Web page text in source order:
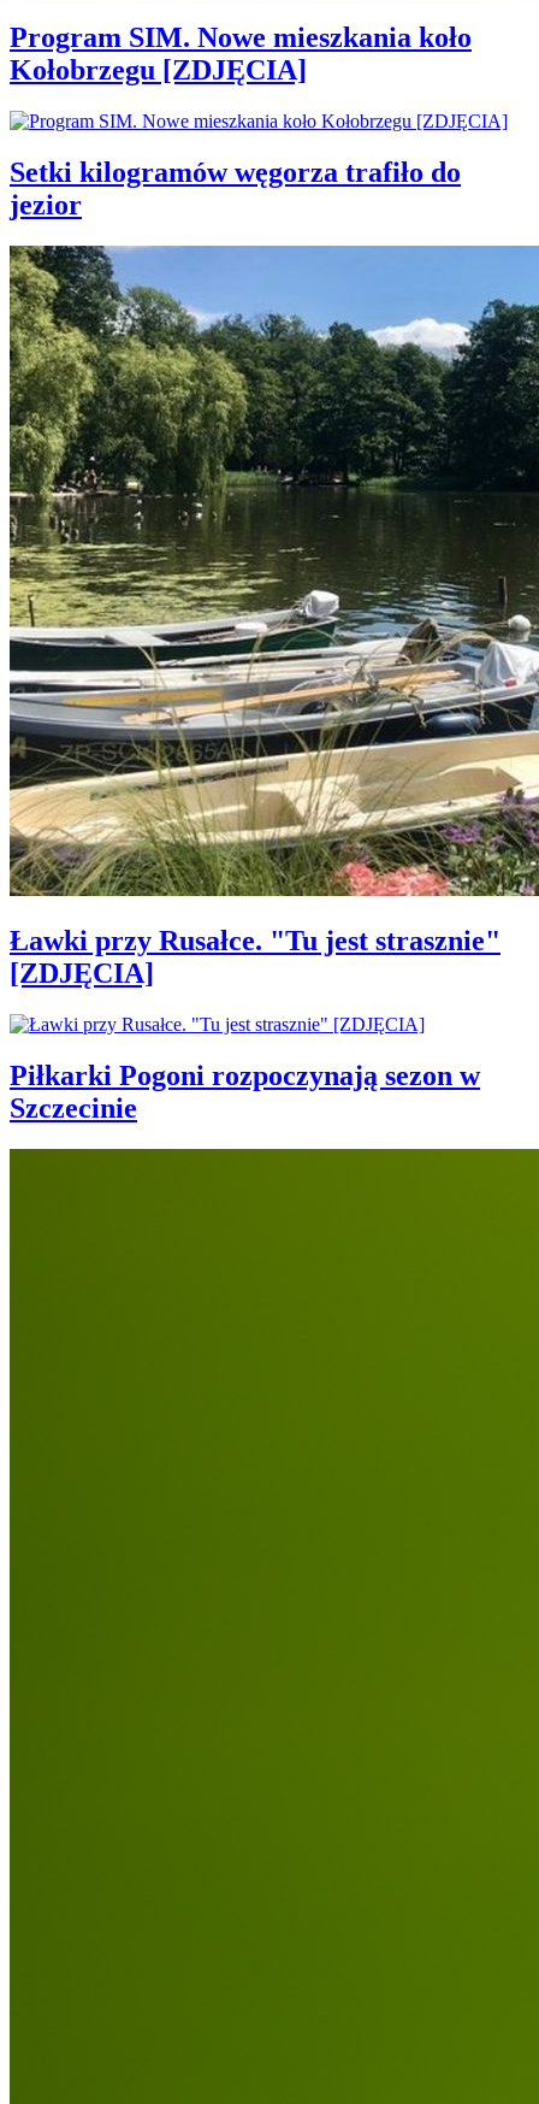
Program SIM. Nowe mieszkania koło
Kołobrzegu [ZDJĘCIA]
Setki kilogramów węgorza trafiło do
jezior
Ławki przy Rusałce. "Tu jest strasznie"
[ZDJĘCIA]
Piłkarki Pogoni rozpoczynają sezon w
Szczecinie